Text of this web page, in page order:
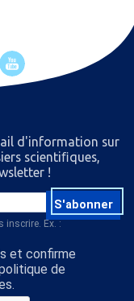
d'information sur
scientiﬁques,
!
S'abonner
inscrire. Ex. :
et confirme
de